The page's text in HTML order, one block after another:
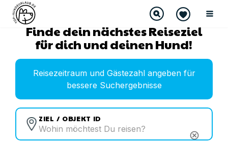
Finde dein nächstes Reiseziel
für dich und deinen Hund!
Reisezeitraum und Gästezahl angeben für
bessere Suchergebnisse
ZIEL / OBJEKT ID
cancel